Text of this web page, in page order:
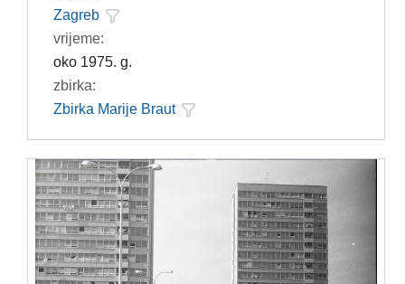
Zagreb
vrijeme:
oko 1975. g.
zbirka:
Zbirka Marije Braut